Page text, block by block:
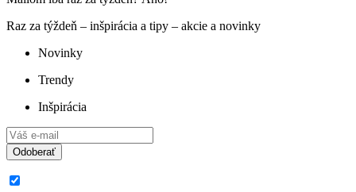
Raz za týždeň – inšpirácia a tipy – akcie a novinky
Novinky
Trendy
Inšpirácia
Odoberať